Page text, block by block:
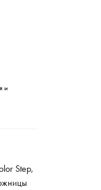
и
Step,